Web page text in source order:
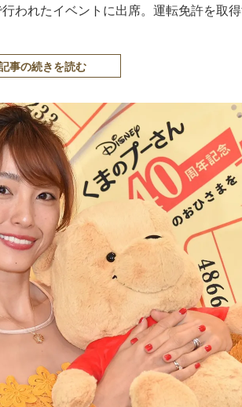
われたイベントに出席。運転免許を取
事の続きを読む